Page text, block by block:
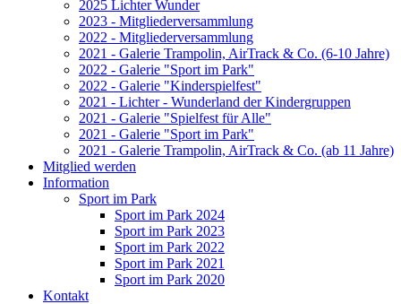
2025 Lichter Wunder
2023 - Mitgliederversammlung
2022 - Mitgliederversammlung
2021 - Galerie Trampolin, AirTrack & Co. (6-10 Jahre)
2022 - Galerie "Sport im Park"
2022 - Galerie "Kinderspielfest"
2021 - Lichter - Wunderland der Kindergruppen
2021 - Galerie "Spielfest für Alle"
2021 - Galerie "Sport im Park"
2021 - Galerie Trampolin, AirTrack & Co. (ab 11 Jahre)
Mitglied werden
Information
Sport im Park
Sport im Park 2024
Sport im Park 2023
Sport im Park 2022
Sport im Park 2021
Sport im Park 2020
Kontakt